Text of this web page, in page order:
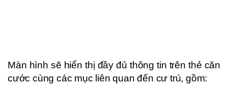
Màn hình sẽ hiển thị đầy đủ thông tin trên thẻ căn
cước cùng các mục liên quan đến cư trú, gồm: